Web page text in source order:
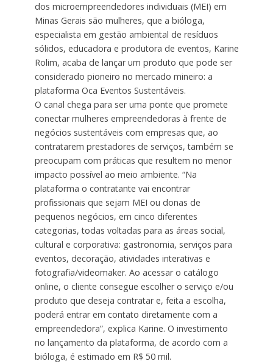
dos microempreendedores individuais (MEI) em
Minas Gerais são mulheres, que a bióloga,
especialista em gestão ambiental de resíduos
sólidos, educadora e produtora de eventos, Karine
Rolim, acaba de lançar um produto que pode ser
considerado pioneiro no mercado mineiro: a
plataforma Oca Eventos Sustentáveis.
O canal chega para ser uma ponte que promete
conectar mulheres empreendedoras à frente de
negócios sustentáveis com empresas que, ao
contratarem prestadores de serviços, também se
preocupam com práticas que resultem no menor
impacto possível ao meio ambiente. “Na
plataforma o contratante vai encontrar
profissionais que sejam MEI ou donas de
pequenos negócios, em cinco diferentes
categorias, todas voltadas para as áreas social,
cultural e corporativa: gastronomia, serviços para
eventos, decoração, atividades interativas e
fotografia/videomaker. Ao acessar o catálogo
online, o cliente consegue escolher o serviço e/ou
produto que deseja contratar e, feita a escolha,
poderá entrar em contato diretamente com a
empreendedora”, explica Karine. O investimento
no lançamento da plataforma, de acordo com a
bióloga, é estimado em R$ 50 mil.